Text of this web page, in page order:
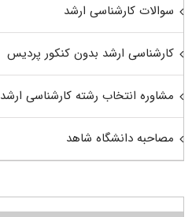
سوالات کارشناسی ارشد
کارشناسی ارشد بدون کنکور پردیس
مشاوره انتخاب رشته کارشناسی ارشد
مصاحبه دانشگاه شاهد